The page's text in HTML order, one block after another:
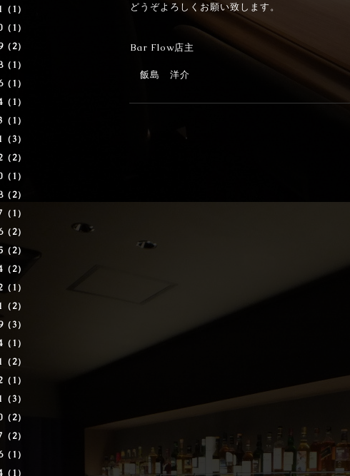
1）
1）
2）
1）
1）
1）
1）
3）
2）
1）
2）
1）
2）
2）
2）
1）
2）
3）
1）
2）
1）
3）
2）
2）
1）
1）
どうぞよろしくお願い致します。
Bar Flow店主
飯島 洋介